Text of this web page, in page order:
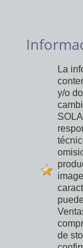
La
y/o
de